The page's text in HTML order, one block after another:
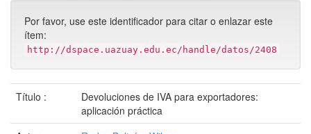
Por favor, use este identificador para citar o enlazar este
ítem:
http://dspace.uazuay.edu.ec/handle/datos/2408
Título :
Devoluciones de IVA para exportadores:
aplicación práctica